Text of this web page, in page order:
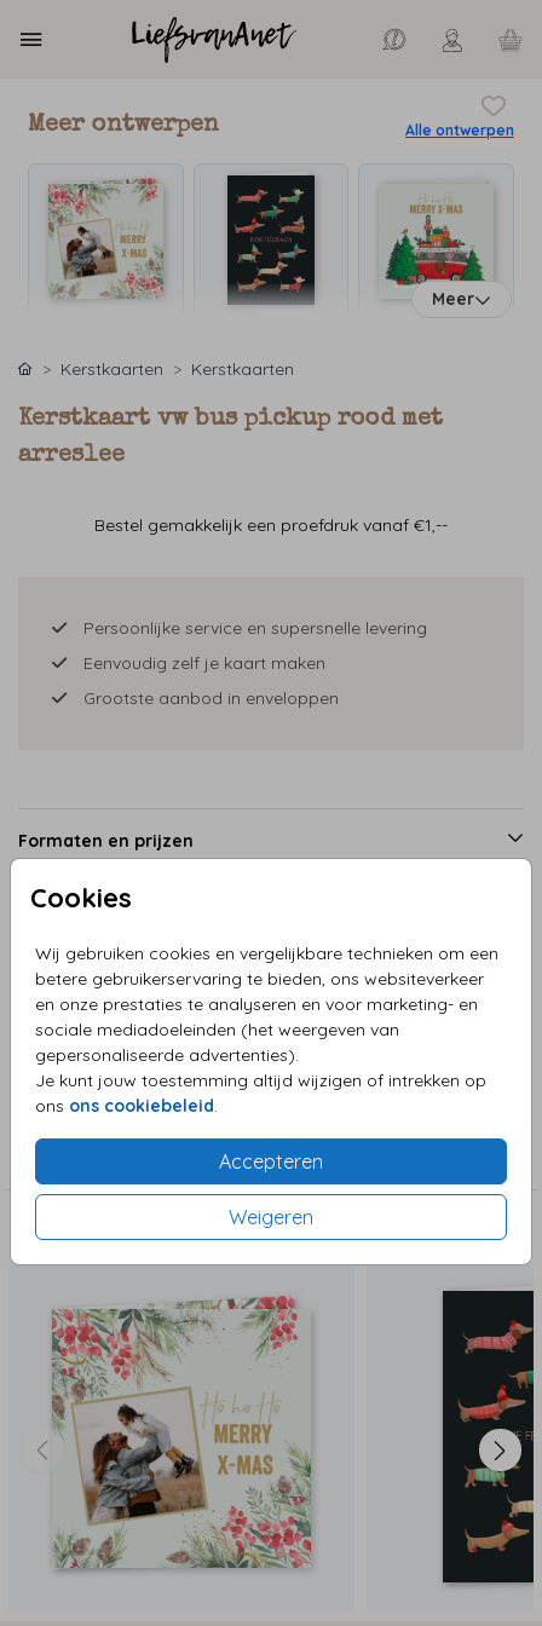
Cookies
Wij gebruiken cookies en vergelijkbare technieken om een
betere gebruikerservaring te bieden, ons websiteverkeer
en onze prestaties te analyseren en voor marketing- en
sociale mediadoeleinden (het weergeven van
gepersonaliseerde advertenties).
Je kunt jouw toestemming altijd wijzigen of intrekken op
ons ons cookiebeleid
Accepteren
Weigeren
Meer ontwerpen Alle ontwerpen
Meer
Kerstkaarten Kerstkaarten
Kerstkaart vw bus pickup rood met
arreslee
Bestel gemakkelijk een proefdruk vanaf €1,--
Persoonlijke service en supersnelle levering
Eenvoudig zelf je kaart maken
Grootste aanbod in enveloppen
Formaten en prijzen
Omschrijving
Kerstkaart vw bus pickup rood met arreslee en rendieren
Collectie
Deze zijn ook leuk!